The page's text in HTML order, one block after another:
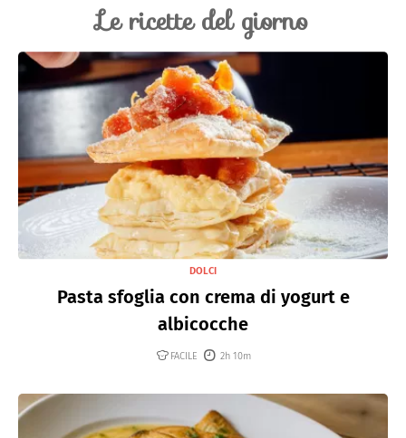
Le ricette del giorno
DOLCI
Pasta sfoglia con crema di yogurt e
albicocche
FACILE 2h 10m